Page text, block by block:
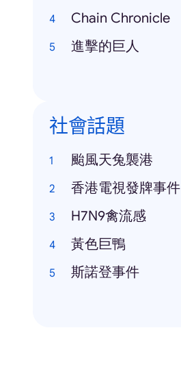
Chain Chronicle
進擊的巨人
社會話題
颱風天兔襲港
香港電視發牌事件
H7N9禽流感
黃色巨鴨
斯諾登事件